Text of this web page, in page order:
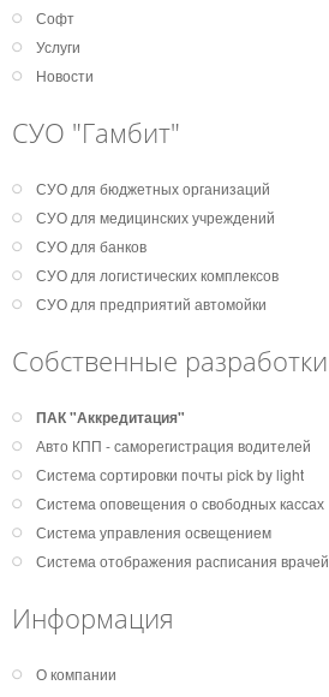
Софт
Услуги
Новости
СУО "Гамбит"
СУО для бюджетных организаций
СУО для медицинских учреждений
СУО для банков
СУО для логистических комплексов
СУО для предприятий автомойки
Собственные разработки
ПАК "Аккредитация"
Авто КПП - саморегистрация водителей
Система сортировки почты pick by light
Система оповещения о свободных кассах
Система управления освещением
Система отображения расписания врачей
Информация
О компании